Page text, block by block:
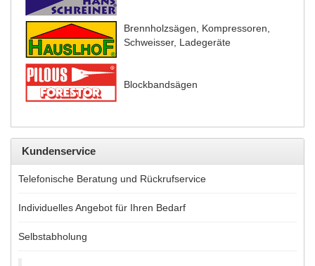
Brennholzsägen, Kompressoren,
Schweisser, Ladegeräte
Blockbandsägen
Kundenservice
Telefonische Beratung und Rückrufservice
Individuelles Angebot für Ihren Bedarf
Selbstabholung